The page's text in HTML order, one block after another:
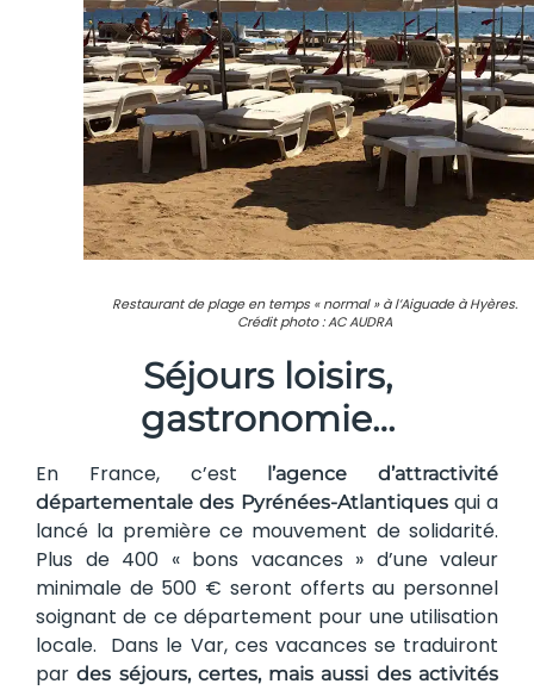
Restaurant de plage en temps « normal » à l’Aiguade à Hyères.
Crédit photo : AC AUDRA
Séjours loisirs,
gastronomie…
En France, c’est
l’agence d’attractivité
départementale des Pyrénées-Atlantiquesqui a
lancé la première ce mouvement de solidarité.
Plus de 400 « bons vacances » d’une valeur
minimale de 500 € seront offerts au personnel
soignant de ce département pour une utilisation
locale. Dans le Var, ces vacances se traduiront
pardes séjours, certes, mais aussi des activités